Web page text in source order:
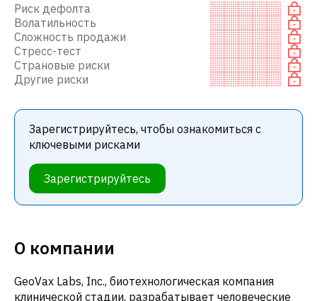
Риск дефолта
Волатильность
Сложность продажи
Стресс-тест
Страновые риски
Другие риски
Зарегистрируйтесь, чтобы ознакомиться с
ключевыми рисками
Зарегистрируйтесь
О компании
GeoVax Labs, Inc., биотехнологическая компания
клинической стадии, разрабатывает человеческие